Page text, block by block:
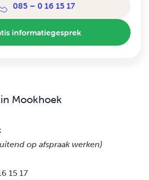
085 – 0 16 15 17
informatiegesprek
Mookhoek
op afspraak werken)
15 17